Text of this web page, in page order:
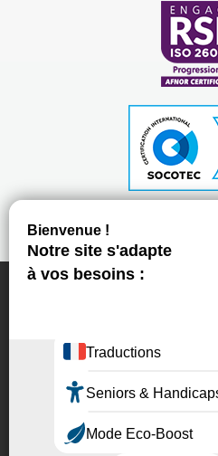
Plan du site
Mentions légales
Politique de protection des
LogemLoiret et ses
fréquentation du site
que pour vous permettre
sur les réseaux sociaux.
Personnaliser » vous
cookies utilisés et vous
Interdire » leur usage
pourrez, à tout moment,
en cliquant sur l’onglet «
situé en bas à droite de